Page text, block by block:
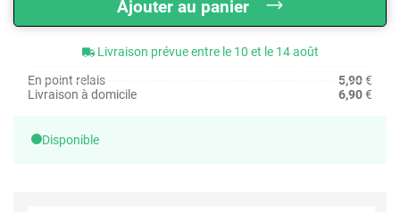
Ajouter au panier
Livraison prévue entre le 10 et le 14 août
En point relais
5,90€
Livraison à domicile
6,90€
Disponible